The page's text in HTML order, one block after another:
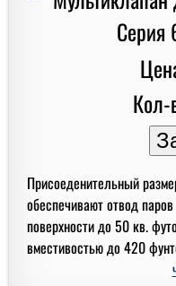
Кол-
Присоеденительный
обеспечивают отвод
поверхности до 50 кв.
вместивостью до 420